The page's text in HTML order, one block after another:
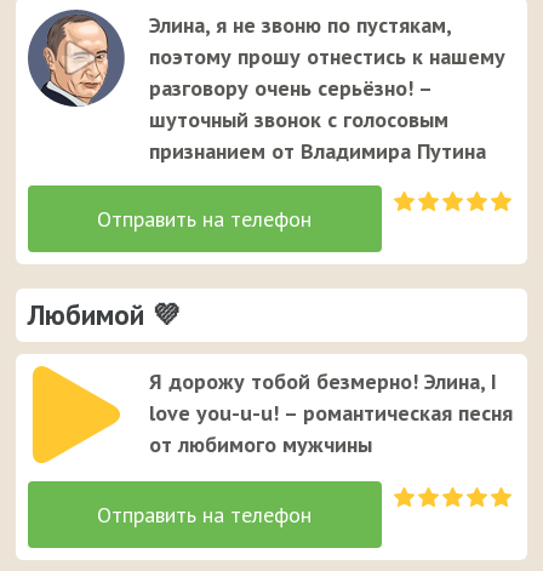
Элина, я не звоню по пустякам,
поэтому прошу отнестись к нашему
разговору очень серьёзно! –
шуточный звонок с голосовым
признанием от Владимира Путина
Любимой 💜
Я дорожу тобой безмерно! Элина, I
love you-u-u! – романтическая песня
от любимого мужчины